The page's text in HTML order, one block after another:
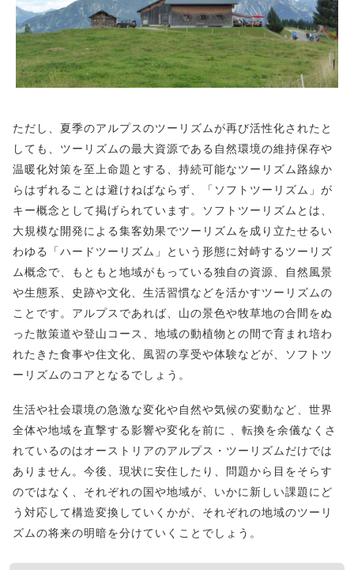
ただし、夏季のアルプスのツーリズムが再び活性化されたと
しても、ツーリズムの最大資源である自然環境の維持保存や
温暖化対策を至上命題とする、持続可能なツーリズム路線か
らはずれることは避けねばならず、「ソフトツーリズム」が
キー概念として掲げられています。ソフトツーリズムとは、
大規模な開発による集客効果でツーリズムを成り立たせるい
わゆる「ハードツーリズム」という形態に対峙するツーリズ
ム概念で、もともと地域がもっている独自の資源、自然風景
や生態系、史跡や文化、生活習慣などを活かすツーリズムの
ことです。アルプスであれば、山の景色や牧草地の合間をぬ
った散策道や登山コース、地域の動植物との間で育まれ培わ
れたきた食事や住文化、風習の享受や体験などが、ソフトツ
ーリズムのコアとなるでしょう。
生活や社会環境の急激な変化や自然や気候の変動など、世界
全体や地域を直撃する影響や変化を前に 、転換を余儀なくさ
れているのはオーストリアのアルプス・ツーリズムだけでは
ありません。今後、現状に安住したり、問題から目をそらす
のではなく、それぞれの国や地域が、いかに新しい課題にど
う対応して構造変換していくかが、それぞれの地域のツーリ
ズムの将来の明暗を分けていくことでしょう。